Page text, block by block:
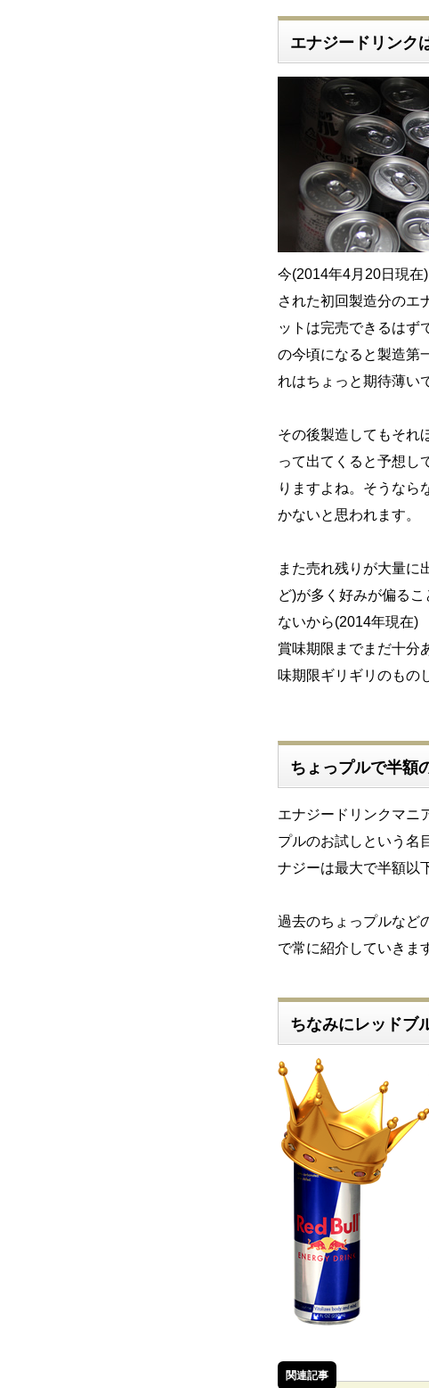
エナジードリンク
今(2014年4月20日現在
された初回製造分のエ
ットは完売できるはず
の今頃になると製造第
れはちょっと期待薄い
その後製造してもそれ
って出てくると予想し
りますよね。そうなら
かないと思われます。
また売れ残りが大量に
ど)が多く好みが偏る
ないから(2014年現在)
賞味期限までまだ十分
味期限ギリギリのもの
ちょっプルで半額
エナジードリンクマニ
プルのお試しという名
ナジーは最大で半額以
過去のちょっプルなど
で常に紹介していきま
ちなみにレッドブ
関連記事